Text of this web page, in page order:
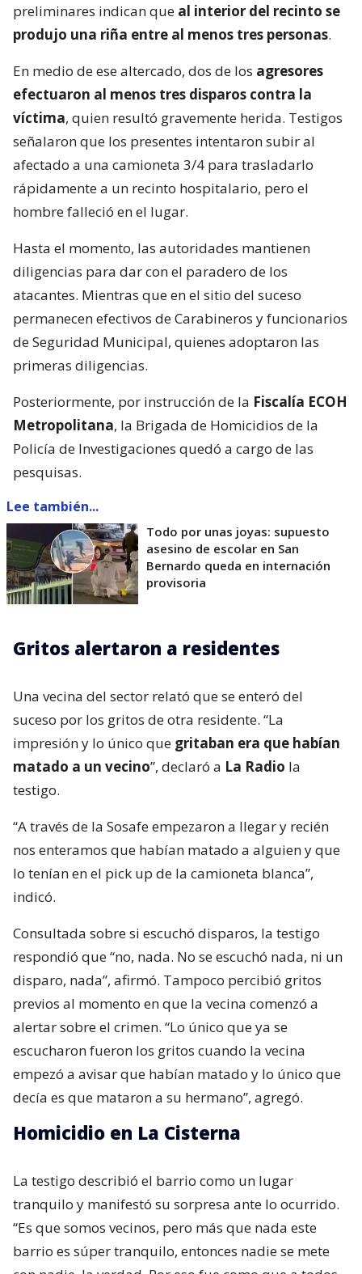
preliminares indican que al interior del recinto se
produjo una riña entre al menos tres personas.
En medio de ese altercado, dos de los agresores
efectuaron al menos tres disparos contra la
víctima, quien resultó gravemente herida. Testigos
señalaron que los presentes intentaron subir al
afectado a una camioneta 3/4 para trasladarlo
rápidamente a un recinto hospitalario, pero el
hombre falleció en el lugar.
Hasta el momento, las autoridades mantienen
diligencias para dar con el paradero de los
atacantes. Mientras que en el sitio del suceso
permanecen efectivos de Carabineros y funcionarios
de Seguridad Municipal, quienes adoptaron las
primeras diligencias.
Posteriormente, por instrucción de la Fiscalía ECOH
Metropolitana, la Brigada de Homicidios de la
Policía de Investigaciones quedó a cargo de las
pesquisas.
Lee también...
Todo por unas joyas: supuesto
asesino de escolar en San
Bernardo queda en internación
provisoria
Gritos alertaron a residentes
Una vecina del sector relató que se enteró del
suceso por los gritos de otra residente. “La
impresión y lo único que gritaban era que habían
matado a un vecino”, declaró a La Radio la
testigo.
“A través de la Sosafe empezaron a llegar y recién
nos enteramos que habían matado a alguien y que
lo tenían en el pick up de la camioneta blanca”,
indicó.
Consultada sobre si escuchó disparos, la testigo
respondió que “no, nada. No se escuchó nada, ni un
disparo, nada”, afirmó. Tampoco percibió gritos
previos al momento en que la vecina comenzó a
alertar sobre el crimen. “Lo único que ya se
escucharon fueron los gritos cuando la vecina
empezó a avisar que habían matado y lo único que
decía es que mataron a su hermano”, agregó.
Homicidio en La Cisterna
La testigo describió el barrio como un lugar
tranquilo y manifestó su sorpresa ante lo ocurrido.
“Es que somos vecinos, pero más que nada este
barrio es súper tranquilo, entonces nadie se mete